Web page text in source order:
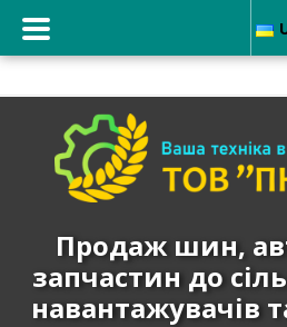
ЮНИОН"
автокамер
Продаж шин,
запчастин до
навантажувачів